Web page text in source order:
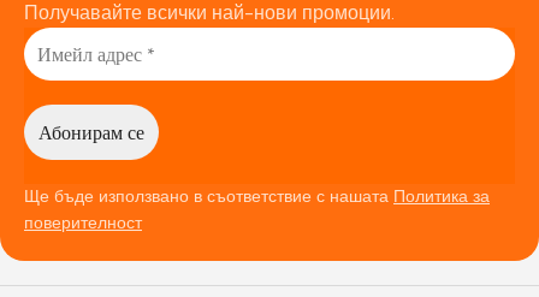
Получавайте всички най-нови промоции.
Ще бъде използвано в съответствие с нашата Политика за
поверителност